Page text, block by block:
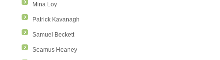
Mina Loy
Patrick Kavanagh
Samuel Beckett
Seamus Heaney